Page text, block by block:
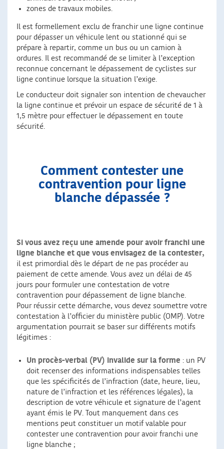
zones de travaux mobiles.
Il est formellement exclu de franchir une ligne continue
pour dépasser un véhicule lent ou stationné qui se
prépare à repartir, comme un bus ou un camion à
ordures. Il est recommandé de se limiter à l’exception
reconnue concernant le dépassement de cyclistes sur
ligne continue lorsque la situation l’exige.
Le conducteur doit signaler son intention de chevaucher
la ligne continue et prévoir un espace de sécurité de 1 à
1,5 mètre pour effectuer le dépassement en toute
sécurité.
Comment contester une
contravention pour ligne
blanche dépassée ?
Si vous avez reçu une amende pour avoir franchi une
ligne blanche et que vous envisagez de la contester,
il est primordial dès le départ de ne pas procéder au
paiement de cette amende. Vous avez un délai de 45
jours pour formuler une contestation de votre
contravention pour dépassement de ligne blanche.
Pour réussir cette démarche, vous devez soumettre votre
contestation à l’officier du ministère public (OMP). Votre
argumentation pourrait se baser sur différents motifs
légitimes :
Un procès-verbal (PV) invalide sur la forme : un PV
doit recenser des informations indispensables telles
que les spécificités de l’infraction (date, heure, lieu,
nature de l’infraction et les références légales), la
description de votre véhicule et signature de l’agent
ayant émis le PV. Tout manquement dans ces
mentions peut constituer un motif valable pour
contester une contravention pour avoir franchi une
ligne blanche ;